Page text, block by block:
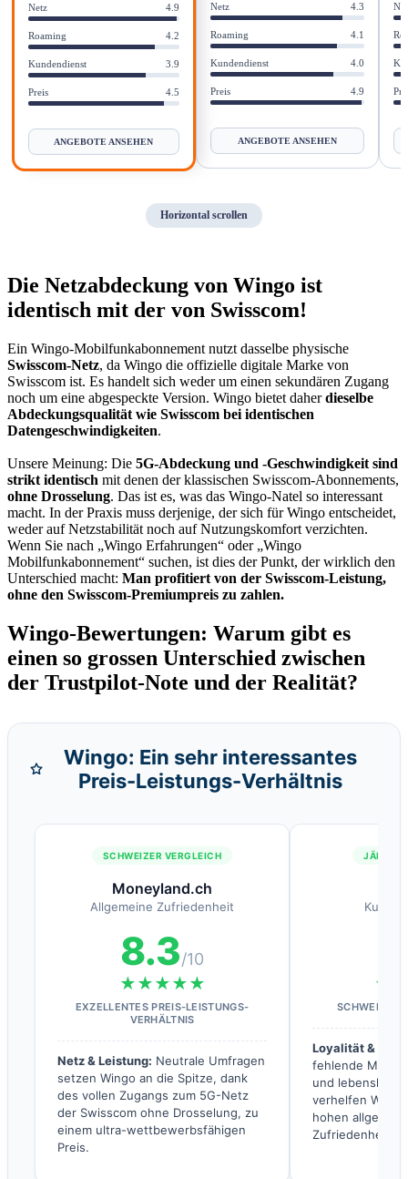
Fazit: Für wen lohnt sich ein Wingo-
Mobilfunkabonnement?
Netz 4.9
Roaming 4.2
Kundendienst 3.9
Preis 4.5
ANGEBOTE ANSEHEN
Netz 4.3
Roaming 4.1
Kundendienst 4.0
Preis 4.9
ANGEBOTE ANSEHEN
Horizontal scrollen
Die Netzabdeckung von Wingo ist
identisch mit der von Swisscom!
Ein Wingo-Mobilfunkabonnement nutzt dasselbe physische
Swisscom-Netz, da Wingo die offizielle digitale Marke von
Swisscom ist. Es handelt sich weder um einen sekundären Zugang
noch um eine abgespeckte Version. Wingo bietet daherdieselbe
Abdeckungsqualität wie Swisscom bei identischen
Datengeschwindigkeiten.
Unsere Meinung: Die 5G-Abdeckung und -Geschwindigkeit sind
strikt identisch mit denen der klassischen Swisscom-Abonnements,
ohne Drosselung. Das ist es, was das Wingo-Natel so interessant
macht. In der Praxis muss derjenige, der sich für Wingo entscheidet,
weder auf Netzstabilität noch auf Nutzungskomfort verzichten.
Wenn Sie nach „Wingo Erfahrungen“ oder „Wingo
Mobilfunkabonnement“ suchen, ist dies der Punkt, der wirklich den
Unterschied macht: Man profitiert von der Swisscom-Leistung,
ohne den Swisscom-Premiumpreis zu zahlen.
Wingo-Bewertungen: Warum gibt es
einen so grossen Unterschied zwischen
der Trustpilot-Note und der Realität?
Wingo: Ein sehr interessantes
Preis-Leistungs-Verhältnis
SCHWEIZER VERGLEICH
Moneyland.ch
Allgemeine Zufriedenheit
8.3/10
★★★★★
EXZELLENTES PREIS-LEISTUNGS-
VERHÄLTNIS
Netz & Leistung: Neutrale Umfragen
setzen Wingo an die Spitze, dank
des vollen Zugangs zum 5G-Netz
der Swisscom ohne Drosselung, zu
einem ultra-wettbewerbsfähigen
Preis.
SCHWEIZER
Loyalität &
fehlende
und
verhelfen
hohen